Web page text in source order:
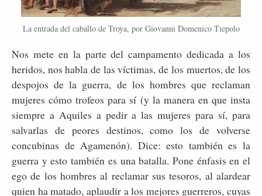
La entrada del caballo de Troya, por Giovanni Domenico Tiepolo
Nos mete en la parte del campamento dedicada a los
heridos, nos habla de las víctimas, de los muertos, de los
despojos de la guerra, de los hombres que reclaman
mujeres cómo trofeos para sí (y la manera en que insta
siempre a Aquiles a pedir a las mujeres para sí, para
salvarlas de peores destinos, como los de volverse
concubinas de Agamenón). Dice: esto también es la
guerra y esto también es una batalla. Pone énfasis en el
ego de los hombres al reclamar sus tesoros, al alardear
quien ha matado, aplaudir a los mejores guerreros, cuyas